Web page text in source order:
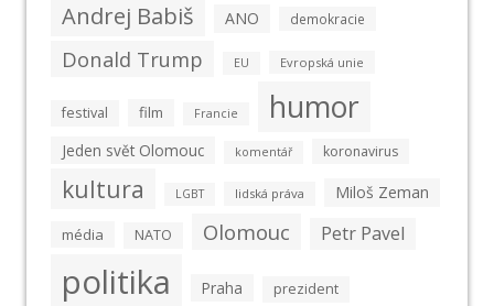
Andrej Babiš ANO demokracie
Donald Trump EU Evropská unie
festival film Francie humor
Jeden svět Olomouc komentář koronavirus
kultura LGBT lidská práva Miloš Zeman
média NATO Olomouc Petr Pavel
politika Praha prezident